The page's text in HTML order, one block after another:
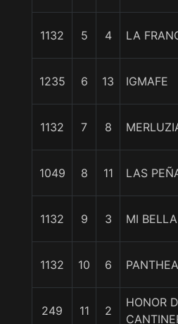
1132 5 4 LA
1235 6 13 IGMAFE
1132 7 8
1049 8 11 LAS
1132 9 3 MI
1132 10 6
249 11 2
HONOR